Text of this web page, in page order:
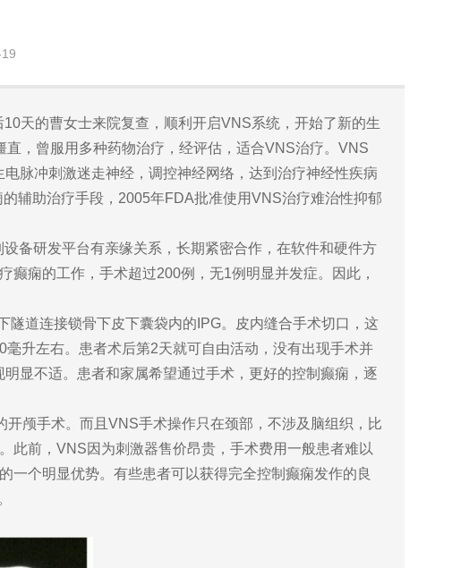
天的曹女士来院复查，顺利开启VNS系统，开始了新的生
，曾服用多种药物治疗，经评估，适合VNS治疗。VNS
脉冲刺激迷走神经，调控神经网络，达到治疗神经性疾病
辅助治疗手段，2005年FDA批准使用VNS治疗难治性抑郁
备研发平台有亲缘关系，长期紧密合作，在软件和硬件方
痫的工作，手术超过200例，无1例明显并发症。因此，
道连接锁骨下皮下囊袋内的IPG。皮内缝合手术切口，这
升左右。患者术后第2天就可自由活动，没有出现手术并
显不适。患者和家属希望通过手术，更好的控制癫痫，逐
颅手术。而且VNS手术操作只在颈部，不涉及脑组织，比
此前，VNS因为刺激器售价昂贵，手术费用一般患者难以
一个明显优势。有些患者可以获得完全控制癫痫发作的良